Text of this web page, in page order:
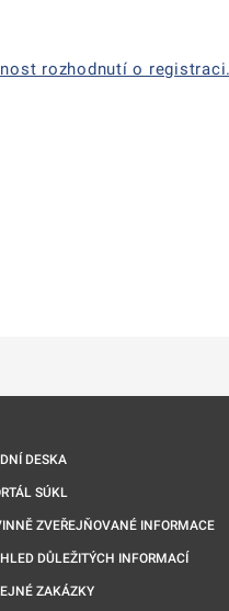
rozhodnutí o
kartě
DESKA
SÚKL
ZVEŘEJŇOVANÉ INFORMACE
DŮLEŽITÝCH INFORMACÍ
ZAKÁZKY